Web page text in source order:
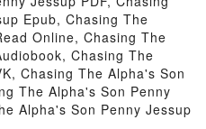
Epub, Chasing The
Online, Chasing The
Chasing The
Chasing The Alpha's Son
The Alpha's Son Penny
Alpha's Son Penny Jessup